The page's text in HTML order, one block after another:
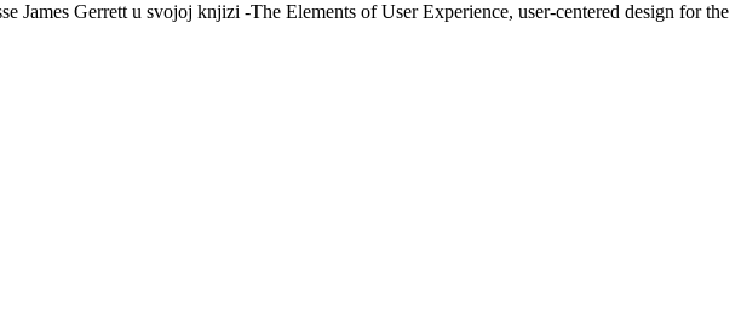
James Gerrett u svojoj knjizi -The Elements of User Experience, user-centered design for the